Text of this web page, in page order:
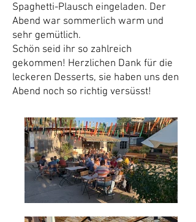
Spaghetti-Plausch eingeladen. Der
Abend war sommerlich warm und
sehr gemütlich.
Schön seid ihr so zahlreich
gekommen! Herzlichen Dank für die
leckeren Desserts, sie haben uns den
Abend noch so richtig versüsst!